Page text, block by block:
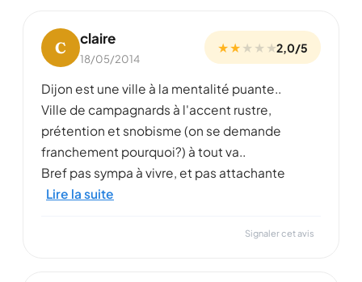
C claire
18/05/2014
★ ★★ ★ ★2,0/5
Dijon est une ville à la mentalité puante..
Ville de campagnards à l'accent rustre,
prétention et snobisme (on se demande
franchement pourquoi?) à tout va..
Bref pas sympa à vivre, et pas attachante
Lire la suite
Signaler cet avis